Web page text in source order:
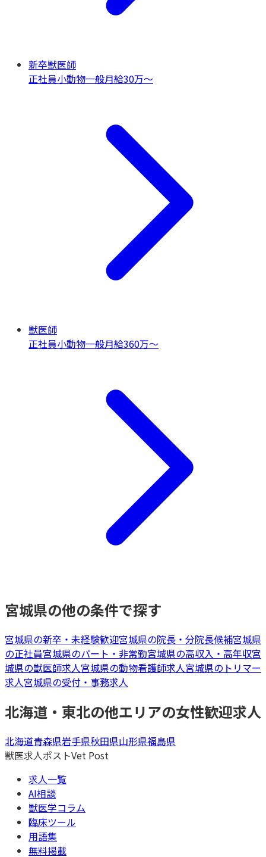
新卒獣医師
正社員小動物一般月給30万〜
獣医師
正社員小動物一般月給360万〜
宮城県の他の条件で探す
宮城県の新卒・未経験歓迎宮城県の院長・分院長候補宮城県
の正社員宮城県のパート・非常勤宮城県の高収入・高年収宮
城県の獣医師求人宮城県の動物看護師求人宮城県の トリマー
求人宮城県の受付・事務求人
北海道・東北の他エリアの女性歓迎求人
北海道青森県岩手県秋田県山形県福島県
獣医求人ポストVet Post
求人一覧
AI相談
獣医学コラム
臨床ツール
用語集
無料掲載